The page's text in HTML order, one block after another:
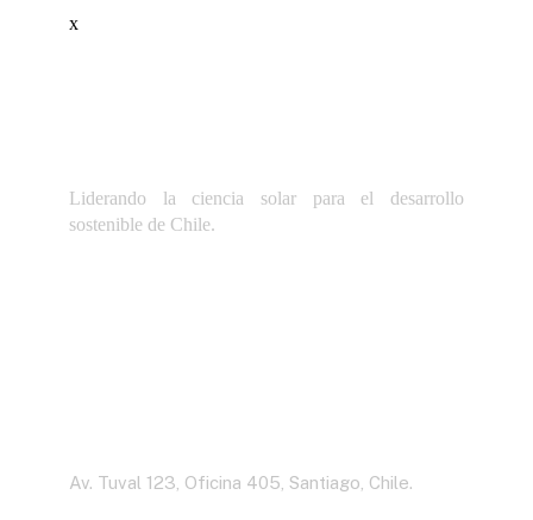
x
Liderando la ciencia solar para el desarrollo
sostenible de Chile.
Av. Tuval 123, Oficina 405, Santiago, Chile.